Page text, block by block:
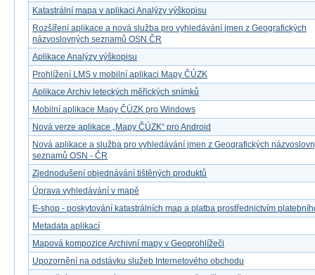
Katastrální mapa v aplikaci Analýzy výškopisu
Rozšíření aplikace a nová služba pro vyhledávání jmen z Geografických
názvoslovných seznamů OSN ČR
Aplikace Analýzy výškopisu
Prohlížení LMS v mobilní aplikaci Mapy ČÚZK
Aplikace Archiv leteckých měřických snímků
Mobilní aplikace Mapy ČÚZK pro Windows
Nová verze aplikace „Mapy ČÚZK“ pro Android
Nová aplikace a služba pro vyhledávání jmen z Geografických
seznamů OSN - ČR
Zjednodušení objednávání tištěných produktů
Úprava vyhledávání v mapě
E-shop - poskytování katastrálních map a platba prostřednictvím
Metadata aplikací
Mapová kompozice Archivní mapy v Geoprohlížeči
Upozornění na odstávku služeb Internetového obchodu